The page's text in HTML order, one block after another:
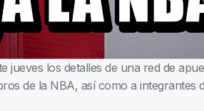
jueves los detalles de una red de
de la NBA, así como a integrantes